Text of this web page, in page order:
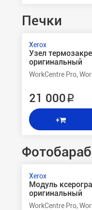
Печки
Xerox
Узел
оригинальный
WorkCentre Pro,
21 000 ₽
+
Xerox
Модуль
оригинальный
WorkCentre Pro,